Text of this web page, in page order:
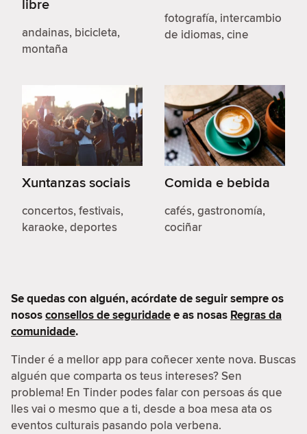
libre
andainas, bicicleta,
montaña
fotografía, intercambio
de idiomas, cine
Xuntanzas sociais
concertos, festivais,
karaoke, deportes
Comida e bebida
cafés, gastronomía,
cociñar
Se quedas con alguén, acórdate de seguir sempre os
nososconsellos de seguridadee as nosas Regras da
comunidade.
Tinder é a mellor app para coñecer xente nova. Buscas
alguén que comparta os teus intereses? Sen
problema! En Tinder podes falar con persoas ás que
lles vai o mesmo que a ti, desde a boa mesa ata os
eventos culturais pasando pola verbena.